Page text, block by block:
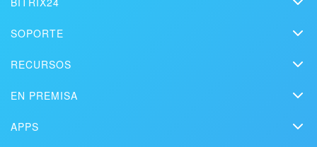
Kit de medios
Contacto
SOPORTE
Videos instructivos
Contacte al soporte
RECURSOS
Soluciones
EN PREMISA
APPS